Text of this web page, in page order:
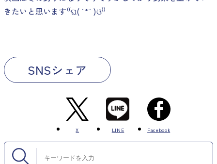
きたいと思います⁽⁽ଘ( ˙꒳˙ )ଓ⁾⁾
SNSシェア
X LINE Facebook